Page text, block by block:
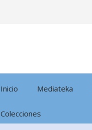
Inicio Mediateka
Colecciones